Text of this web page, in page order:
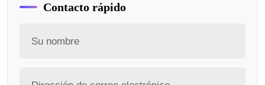
Contacto rápido